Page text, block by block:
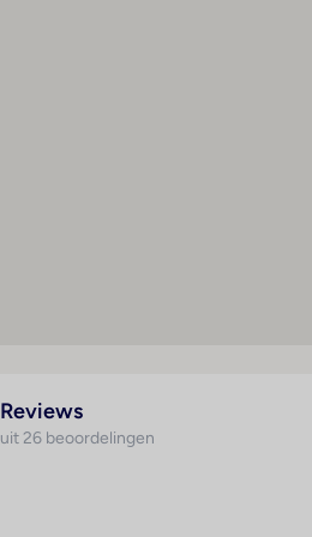
Reviews
uit 26 beoordelingen